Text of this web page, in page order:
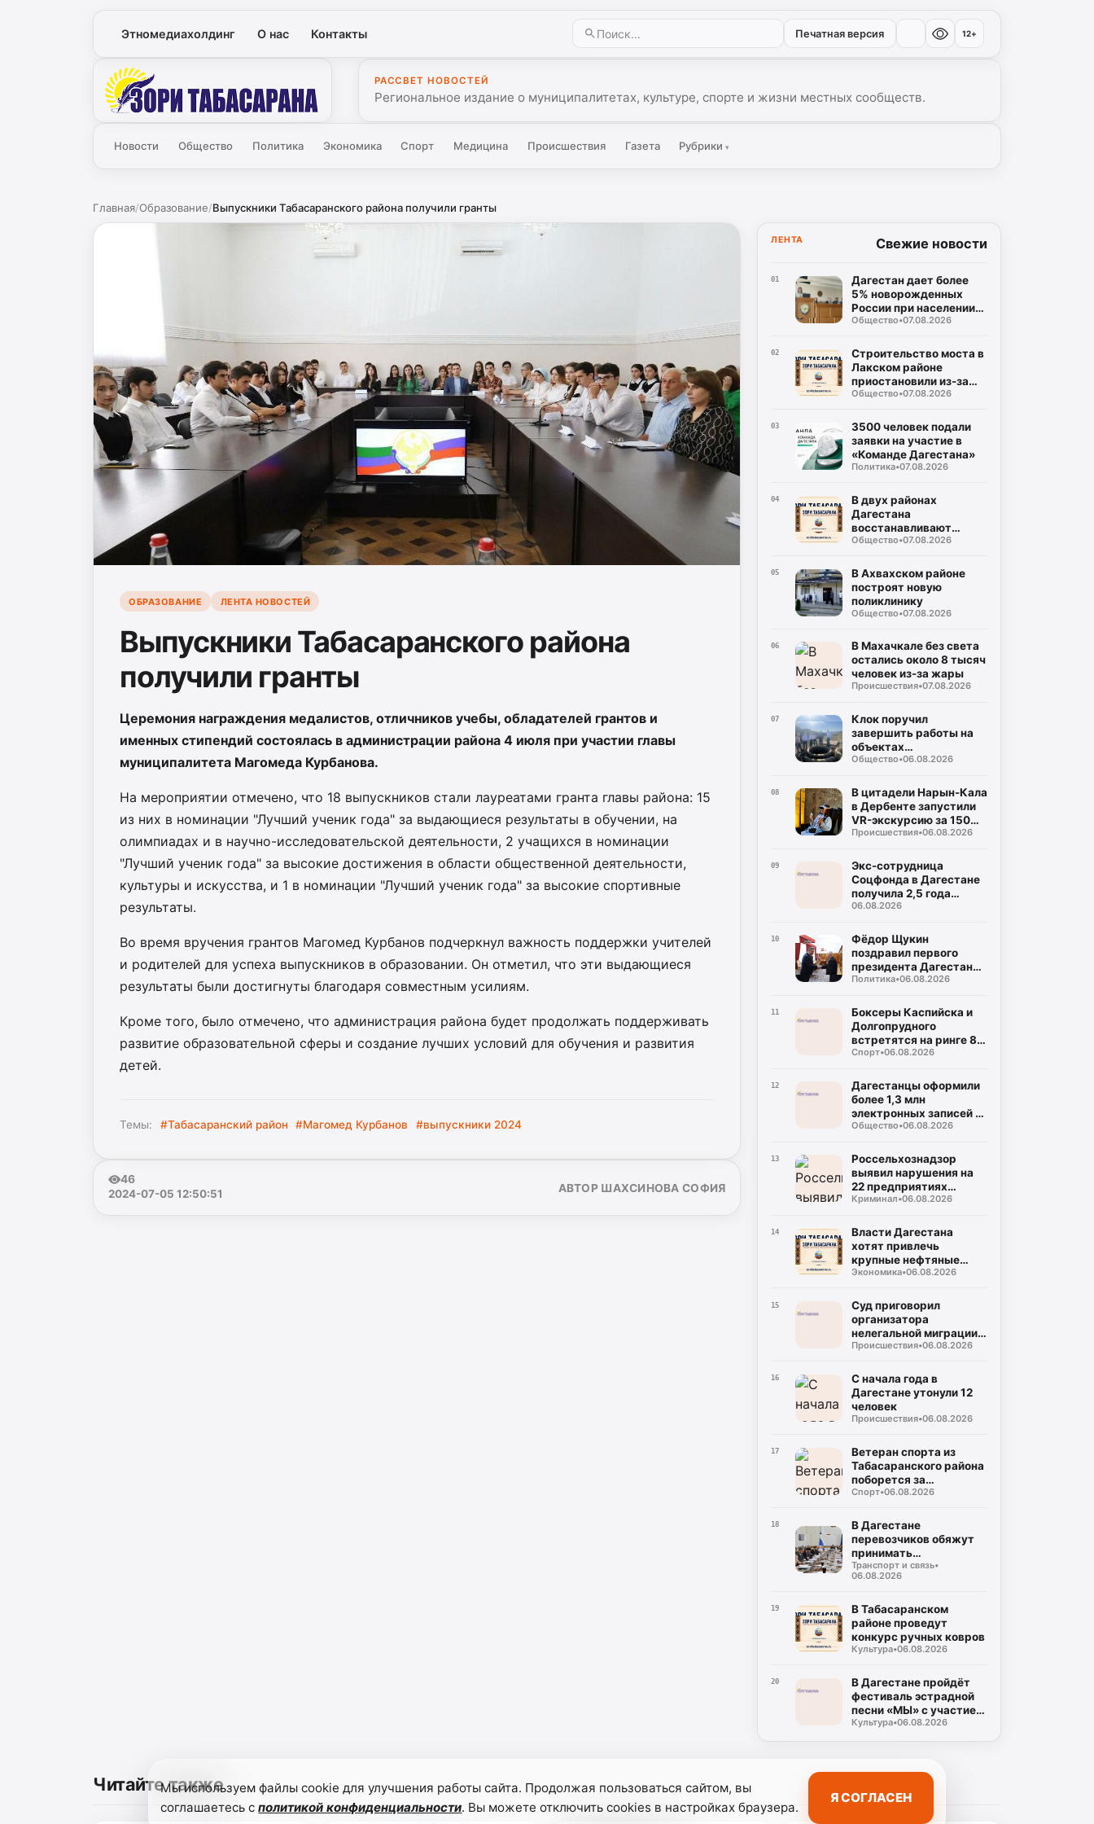
Этномедиахолдинг О нас Контакты Печатная версия 12+
Зори
РАССВЕТ НОВОСТЕЙ
Региональное издание о муниципалитетах, культуре, спорте и жизни местных сообществ.
Новости Общество Политика Экономика Спорт Медицина Происшествия Газета Рубрики▾
Главная/Образование/Выпускники Табасаранского района получили гранты
ОБРАЗОВАНИЕ ЛЕНТА НОВОСТЕЙ
Выпускники Табасаранского района
получили гранты
Церемония награждения медалистов, отличников учебы, обладателей грантов и
именных стипендий состоялась в администрации района 4 июля при участии главы
муниципалитета Магомеда Курбанова.
На мероприятии отмечено, что 18 выпускников стали лауреатами гранта главы района: 15
из них в номинации "Лучший ученик года" за выдающиеся результаты в обучении, на
олимпиадах и в научно-исследовательской деятельности, 2 учащихся в номинации
"Лучший ученик года" за высокие достижения в области общественной деятельности,
культуры и искусства, и 1 в номинации "Лучший ученик года" за высокие спортивные
результаты.
Во время вручения грантов Магомед Курбанов подчеркнул важность поддержки учителей
и родителей для успеха выпускников в образовании. Он отметил, что эти выдающиеся
результаты были достигнуты благодаря совместным усилиям.
Кроме того, было отмечено, что администрация района будет продолжать поддерживать
развитие образовательной сферы и создание лучших условий для обучения и развития
детей.
Темы: #Табасаранский район #Магомед Курбанов #выпускники 2024
46
2024-07-05 12:50:51
АВТОР ШАХСИНОВА СОФИЯ
ЛЕНТА Свежие новости
01
Дагестан дает более
5% новорожденных
России при населении
чуть больше 2%
Общество•07.08.2026
02
Строительство моста в
Лакском районе
приостановили из-за
трещины в скале
Общество•07.08.2026
03
3500 человек подали
заявки на участие в
«Команде Дагестана»
Политика•07.08.2026
04
В двух районах
Дагестана
восстанавливают
дороги после ливней
Общество•07.08.2026
05
В Ахвахском районе
построят новую
поликлинику
Общество•07.08.2026
06
В Махачкале без света
остались около 8 тысяч
человек из-за жары
Происшествия•07.08.2026
07
Клок поручил
завершить работы на
объектах
водоснабжения
Общество•06.08.2026
08
В цитадели Нарын-Кала
в Дербенте запустили
VR-экскурсию за 150
рублей
Происшествия•06.08.2026
09
Экс-сотрудница
Соцфонда в Дагестане
получила 2,5 года
колонии за
06.08.2026
10
Фёдор Щукин
поздравил первого
президента Дагестана
Муху Алиева с днём
Политика•06.08.2026
11
Боксеры Каспийска и
Долгопрудного
встретятся на ринге 8
августа
Спорт•06.08.2026
12
Дагестанцы оформили
более 1,3 млн
электронных записей к
врачу с начала года
Общество•06.08.2026
13
Россельхознадзор
выявил нарушения на
22 предприятиях
общепита в Махачкале
Криминал•06.08.2026
14
Власти Дагестана
хотят привлечь
крупные нефтяные
компании на топливный
Экономика•06.08.2026
15
Суд приговорил
организатора
нелегальной миграции к
5 годам колонии
Происшествия•06.08.2026
16
С начала года в
Дагестане утонули 12
человек
Происшествия•06.08.2026
17
Ветеран спорта из
Табасаранского района
поборется за
объединение двух
Спорт•06.08.2026
18
В Дагестане
перевозчиков обяжут
принимать
безналичную оплату на
всех маршрутах
Транспорт и связь•
06.08.2026
19
В Табасаранском
районе проведут
конкурс ручных ковров
Культура•06.08.2026
20
В Дагестане пройдёт
фестиваль эстрадной
песни «МЫ» с участием
восьми регионов
Культура•06.08.2026
Читайте такжеМы используем файлы cookie для улучшения работы сайта. Продолжая пользоваться сайтом, вы
соглашаетесь сполитикой конфиденциальности. Вы можете отключить cookies в настройках браузера.
Я СОГЛАСЕН